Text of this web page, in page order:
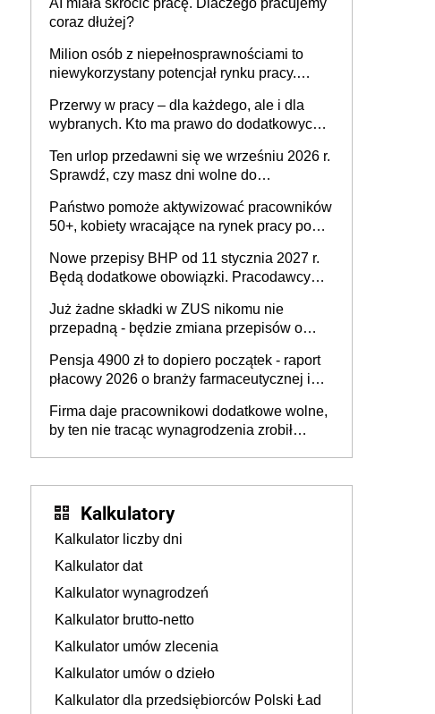
Ustaw
AI miała skrócić pracę. Dlaczego pracujemy
coraz dłużej?
Milion osób z niepełnosprawnościami to
niewykorzystany potencjał rynku pracy.
dofinansowań czy refundacji, ale bariery po
stronie systemu i świadomości
pracodawców [WYWIAD]
Przerwy w pracy – dla każdego, ale i dla
wybranych. Kto ma prawo do dodatkowych
Ten urlop przedawni się we wrześniu 2026 r.
Sprawdź, czy masz dni wolne do
Państwo pomoże aktywizować pracowników
50+, kobiety wracające na rynek pracy po
osoby neuroatypowe. Powstanie Fundusz
na rzecz Inkluzywności w Zatrudnianiu?
Nowe przepisy BHP od 11 stycznia 2027 r.
Będą dodatkowe obowiązki. Pracodawcy
Już żadne składki w ZUS nikomu nie
przepadną - będzie zmiana przepisów o
ubezpieczeniom społecznym
Pensja 4900 zł to dopiero początek - raport
płacowy 2026 o branży farmaceutycznej i
Firma daje pracownikowi dodatkowe wolne,
by ten nie tracąc wynagrodzenia zrobił
Kalkulatory
Kalkulator liczby dni
Kalkulator dat
Kalkulator wynagrodzeń
Kalkulator brutto-netto
Kalkulator umów zlecenia
Kalkulator umów o dzieło
Kalkulator dla przedsiębiorców Polski Ład